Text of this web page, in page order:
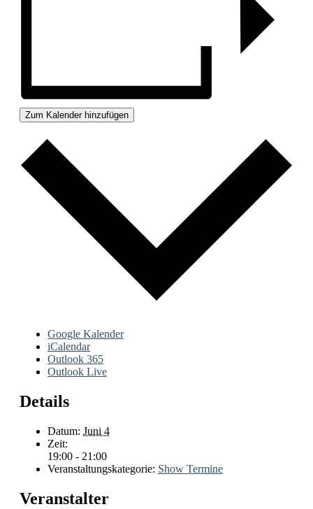
Zum Kalender hinzufügen
Google Kalender
iCalendar
Outlook 365
Outlook Live
Details
Datum: Juni 4
Zeit:
19:00 - 21:00
Veranstaltungskategorie: Show Termine
Veranstalter